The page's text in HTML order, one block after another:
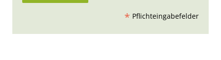
* Pflichteingabefelder